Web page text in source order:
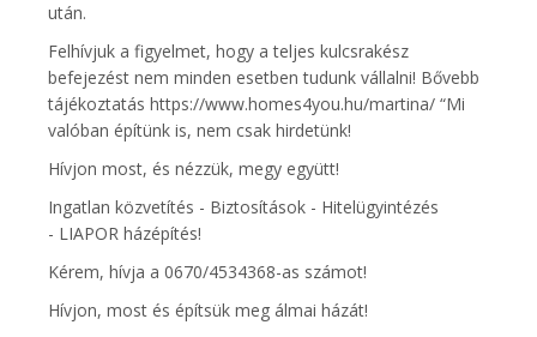
után.
Felhívjuk a figyelmet, hogy a teljes kulcsrakész
befejezést nem minden esetben tudunk vállalni! Bővebb
tájékoztatás https://www.homes4you.hu/martina/ “Mi
valóban építünk is, nem csak hirdetünk!
Hívjon most, és nézzük, megy együtt!
Ingatlan közvetítés - Biztosítások - Hitelügyintézés
- LIAPOR házépítés!
Kérem, hívja a 0670/4534368-as számot!
Hívjon, most és építsük meg álmai házát!